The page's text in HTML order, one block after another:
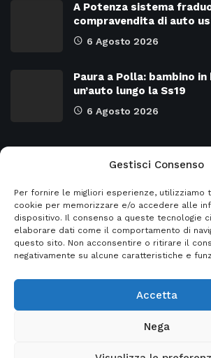
Gestisci Consenso
Per fornire le migliori esperienze, utilizziamo
cookie per memorizzare e/o accedere alle
dispositivo. Il consenso a queste tecnologie
elaborare dati come il comportamento di
questo sito. Non acconsentire o ritirare il
negativamente su alcune caratteristiche e
Accetta
Nega
A Potenza sistema
compravendita di auto
6 Agosto 2026
Paura a Polla: bambino
un’auto lungo la Ss19
6 Agosto 2026
Attualità 8973
Cronaca 6478
Primo piano 5954
Regione
Regione
- Italia2news